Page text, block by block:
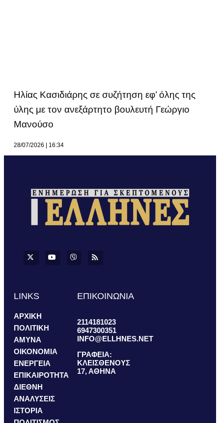
Ηλίας Κασιδιάρης σε συζήτηση εφ’ όλης της
ύλης με τον ανεξάρτητο βουλευτή Γεώργιο
Μανούσο
28/07/2026 16:34
LINKS
ΑΡΧΙΚΗ
ΠΟΛΙΤΙΚΗ
ΑΜΥΝΑ
ΟΙΚΟΝΟΜΙΑ
ΕΝΕΡΓΕΙΑ
ΕΠΙΚΑΙΡΟΤΗΤΑ
ΔΙΕΘΝΗ
ΑΝΑΛΥΣΕΙΣ
ΙΣΤΟΡΙΑ
ΕΠΙΚΟΙΝΩΝΙΑ
2114181023
6947300351
INFO@ELLHNES.NET
ΓΡΑΦΕΙΑ:
ΚΛΕΙΣΘΕΝΟΥΣ
17, ΑΘΗΝΑ